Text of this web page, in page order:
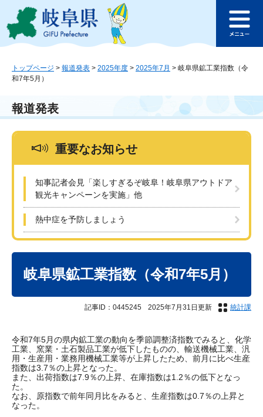
ジ
ュ
本
このページの本文へ
ュ
トップページ > 報道発表 > 2025年度 > 2025年7月 > 岐阜県鉱工業指数（令
和7年5月）
報道発表
重要なお知らせ
知事記者会見「楽しすぎるぞ岐阜！岐阜県アウトドア
観光キャンペーンを実施」他
熱中症を予防しましょう
岐阜県鉱工業指数（令和7年5月）
記事ID：0445245 2025年7月31日更新 統計課
令和7年5月の県内鉱工業の動向を季節調整済指数でみると、化学
工業、窯業・土石製品工業が低下したものの、輸送機械工業、汎
用・生産用・業務用機械工業等が上昇したため、前月に比べ生産
指数は3.7％の上昇となった。
また、出荷指数は7.9％の上昇、在庫指数は1.2％の低下となっ
た。
なお、原指数で前年同月比をみると、生産指数は0.7％の上昇と
なった。